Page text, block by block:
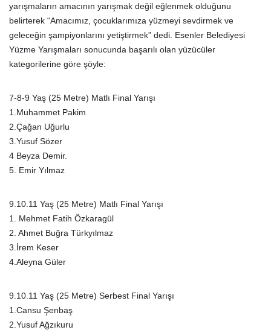
yarışmaların amacının yarışmak değil eğlenmek olduğunu
belirterek “Amacımız, çocuklarımıza yüzmeyi sevdirmek ve
geleceğin şampiyonlarını yetiştirmek” dedi. Esenler Belediyesi
Yüzme Yarışmaları sonucunda başarılı olan yüzücüler
kategorilerine göre şöyle:
7-8-9 Yaş (25 Metre) Matlı Final Yarışı
1.Muhammet Pakim
2.Çağan Uğurlu
3.Yusuf Sözer
4 Beyza Demir.
5. Emir Yılmaz
9.10.11 Yaş (25 Metre) Matlı Final Yarışı
1. Mehmet Fatih Özkaragül
2. Ahmet Buğra Türkyılmaz
3.İrem Keser
4.Aleyna Güler
9.10.11 Yaş (25 Metre) Serbest Final Yarışı
1.Cansu Şenbaş
2.Yusuf Ağzıkuru